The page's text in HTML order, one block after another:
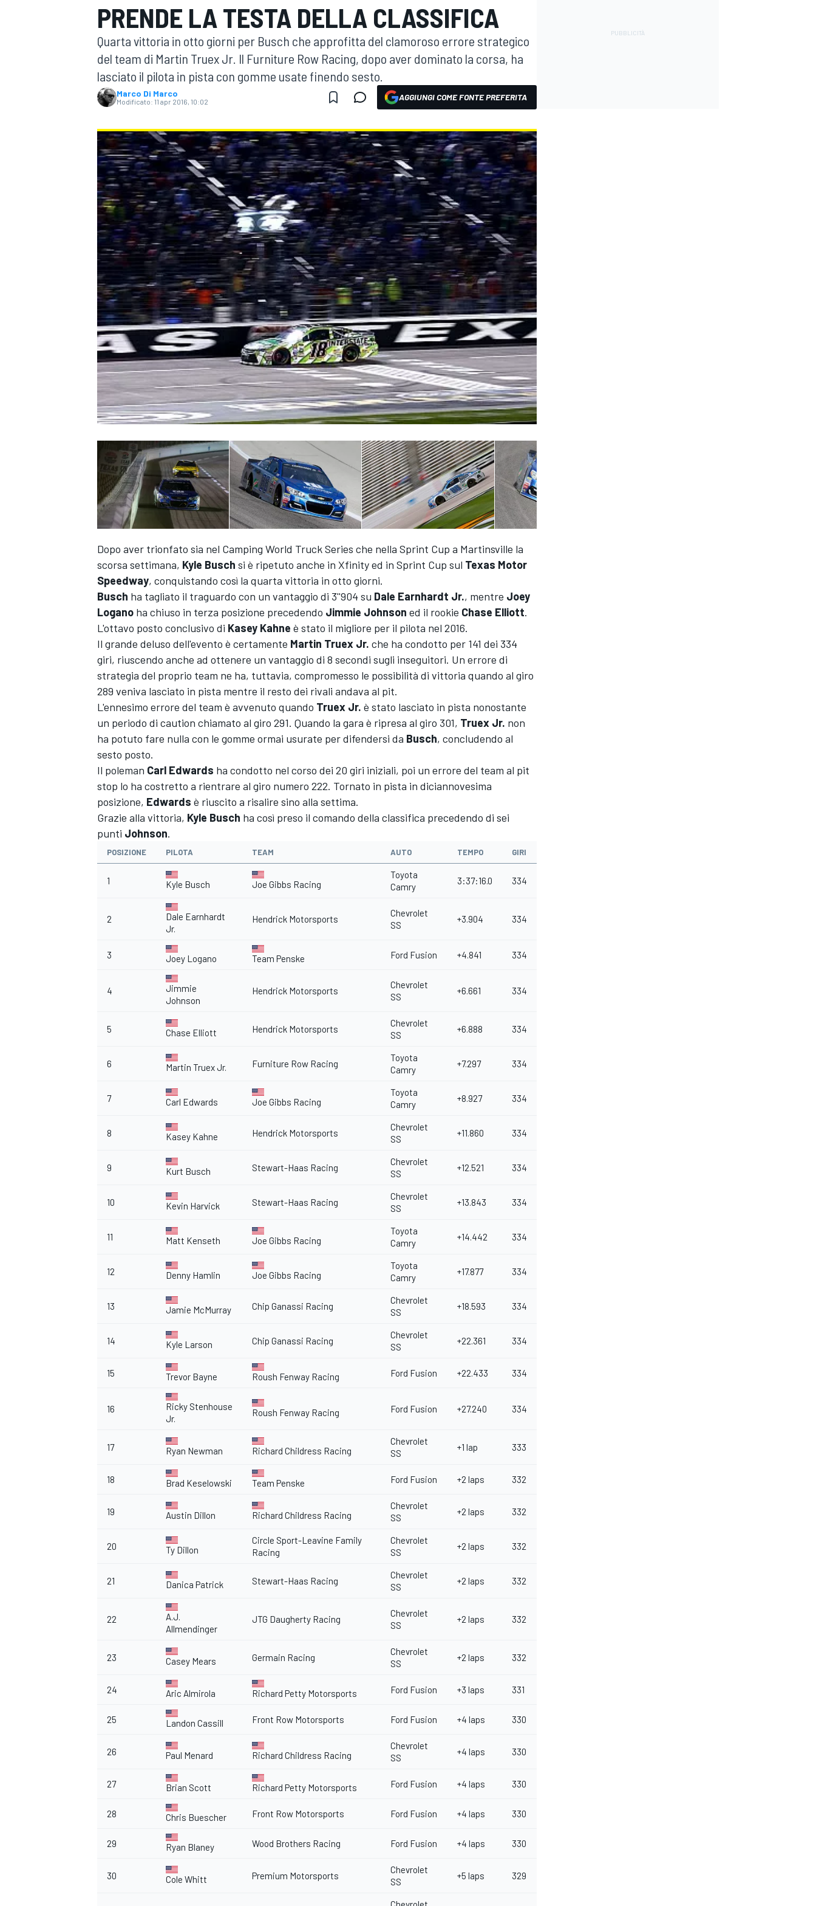
MOTOGP WEC
WRC
MONOPOSTO
ENDURANCE/GT
PRENDE LA TESTA DELLA CLASSIFICA
Quarta vittoria in otto giorni per Busch che approfitta del clamoroso errore strategico
del team di Martin Truex Jr. Il Furniture Row Racing, dopo aver dominato la corsa, ha
lasciato il pilota in pista con gomme usate finendo sesto.
Marco Di Marco
Modificato: 11 apr 2016, 10:02 AGGIUNGI COME FONTE PREFERITA
Dopo aver trionfato sia nel Camping World Truck Series che nella Sprint Cup a Martinsville la
scorsa settimana, Kyle Busch si è ripetuto anche in Xfinity ed in Sprint Cup sul Texas Motor
Speedway, conquistando così la quarta vittoria in otto giorni.
Busch ha tagliato il traguardo con un vantaggio di 3''904 su Dale Earnhardt Jr., mentre Joey
Logano ha chiuso in terza posizione precedendo Jimmie Johnson ed il rookie Chase Elliott.
L'ottavo posto conclusivo di Kasey Kahne è stato il migliore per il pilota nel 2016.
Il grande deluso dell'evento è certamente Martin Truex Jr. che ha condotto per 141 dei 334
giri, riuscendo anche ad ottenere un vantaggio di 8 secondi sugli inseguitori. Un errore di
strategia del proprio team ne ha, tuttavia, compromesso le possibilità di vittoria quando al giro
289 veniva lasciato in pista mentre il resto dei rivali andava al pit.
L'ennesimo errore del team è avvenuto quando Truex Jr. è stato lasciato in pista nonostante
un periodo di caution chiamato al giro 291. Quando la gara è ripresa al giro 301, Truex Jr. non
ha potuto fare nulla con le gomme ormai usurate per difendersi da Busch, concludendo al
sesto posto.
Il poleman Carl Edwards ha condotto nel corso dei 20 giri iniziali, poi un errore del team al pit
stop lo ha costretto a rientrare al giro numero 222. Tornato in pista in diciannovesima
posizione, Edwards è riuscito a risalire sino alla settima.
Grazie alla vittoria, Kyle Busch ha così preso il comando della classifica precedendo di sei
punti Johnson.
POSIZIONE PILOTA TEAM AUTO TEMPO GIRI
1 Kyle Busch Joe Gibbs Racing
Toyota
Camry
3:37:16.0 334
2
Dale Earnhardt
Jr.
Hendrick Motorsports
Chevrolet
SS
+3.904 334
3 Joey Logano Team Penske Ford Fusion +4.841 334
4
Jimmie
Johnson
Hendrick Motorsports
Chevrolet
SS
+6.661 334
5 Chase Elliott Hendrick Motorsports
Chevrolet
SS
+6.888 334
6 Martin Truex Jr. Furniture Row Racing
Toyota
Camry
+7.297 334
7 Carl Edwards Joe Gibbs Racing
Toyota
Camry
+8.927 334
8 Kasey Kahne Hendrick Motorsports
Chevrolet
SS
+11.860 334
9 Kurt Busch Stewart-Haas Racing
Chevrolet
SS
+12.521 334
10 Kevin Harvick Stewart-Haas Racing
Chevrolet
SS
+13.843 334
11 Matt Kenseth Joe Gibbs Racing
Toyota
Camry
+14.442 334
12 Denny Hamlin Joe Gibbs Racing
Toyota
Camry
+17.877 334
13 Jamie McMurray Chip Ganassi Racing
Chevrolet
SS
+18.593 334
14 Kyle Larson Chip Ganassi Racing
Chevrolet
SS
+22.361 334
15 Trevor Bayne Roush Fenway Racing Ford Fusion +22.433 334
16
Ricky Stenhouse
Jr.
Roush Fenway Racing Ford Fusion +27.240 334
17 Ryan Newman Richard Childress Racing
Chevrolet
SS
+1 lap 333
18 Brad Keselowski Team Penske Ford Fusion +2 laps 332
19 Austin Dillon Richard Childress Racing
Chevrolet
SS
+2 laps 332
20 Ty Dillon
Circle Sport-Leavine Family
Racing
Chevrolet
SS
+2 laps 332
21 Danica Patrick Stewart-Haas Racing
Chevrolet
SS
+2 laps 332
22
A.J.
Allmendinger
JTG Daugherty Racing
Chevrolet
SS
+2 laps 332
23 Casey Mears Germain Racing
Chevrolet
SS
+2 laps 332
24 Aric Almirola Richard Petty Motorsports Ford Fusion +3 laps 331
25 Landon Cassill Front Row Motorsports Ford Fusion +4 laps 330
26 Paul Menard Richard Childress Racing
Chevrolet
SS
+4 laps 330
27 Brian Scott Richard Petty Motorsports Ford Fusion +4 laps 330
28 Chris Buescher Front Row Motorsports Ford Fusion +4 laps 330
29 Ryan Blaney Wood Brothers Racing Ford Fusion +4 laps 330
30 Cole Whitt Premium Motorsports
Chevrolet
SS
+5 laps 329